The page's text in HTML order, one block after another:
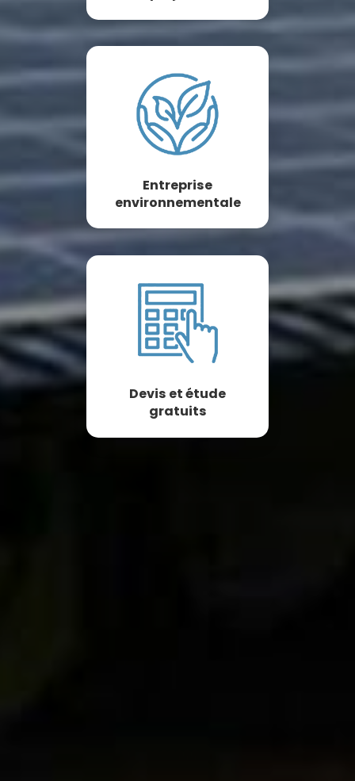
Entreprise
environnementale
Devis et étude
gratuits